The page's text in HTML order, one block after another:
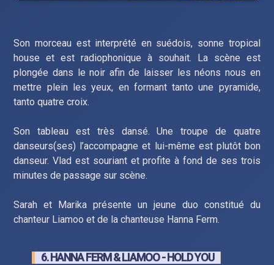
Son morceau est interprété en suédois, sonne tropical
house et est radiophonique à souhait. La scène est
plongée dans le noir afin de laisser les néons nous en
mettre plein les yeux, en formant tanto une pyramide,
tanto quatre croix.
Son tableau est très dansé. Une troupe de quatre
danseurs(ses) l’accompagne et lui-même est plutôt bon
danseur. Vlad est souriant et profite à fond de ses trois
minutes de passage sur scène.
Sarah et Marika présente un jeune duo constitué du
chanteur Liamoo et de la chanteuse Hanna Ferm.
6. HANNA FERM & LIAMOO - HOLD YOU